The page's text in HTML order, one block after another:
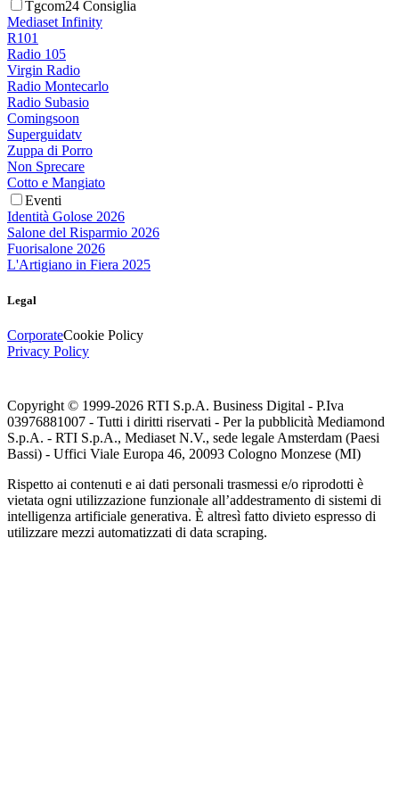
Tgcom24 Consiglia
Mediaset Infinity
R101
Radio 105
Virgin Radio
Radio Montecarlo
Radio Subasio
Comingsoon
Superguidatv
Zuppa di Porro
Non Sprecare
Cotto e Mangiato
Eventi
Identità Golose 2026
Salone del Risparmio 2026
Fuorisalone 2026
L'Artigiano in Fiera 2025
Legal
CorporateCookie Policy
Privacy Policy
Copyright © 1999-2026 RTI S.p.A. Business Digital - P.Iva
03976881007 - Tutti i diritti riservati - Per la pubblicità Mediamond
S.p.A. - RTI S.p.A., Mediaset N.V., sede legale Amsterdam (Paesi
Bassi) - Uffici Viale Europa 46, 20093 Cologno Monzese (MI)
Rispetto ai contenuti e ai dati personali trasmessi e/o riprodotti è
vietata ogni utilizzazione funzionale all’addestramento di sistemi di
intelligenza artificiale generativa. È altresì fatto divieto espresso di
utilizzare mezzi automatizzati di data scraping.